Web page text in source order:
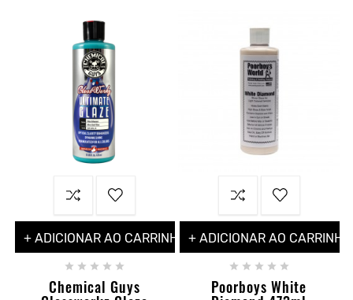
+ ADICIONAR AO CARRINHO
    
Chemical Guys
+ ADICIONAR AO CARRINHO
    
Poorboys White